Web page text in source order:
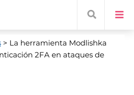
> La herramienta Modlishka
2FA en ataques de